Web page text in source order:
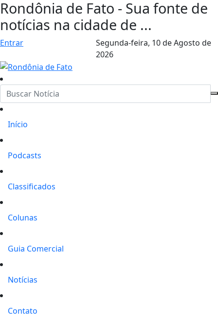
Rondônia de Fato - Sua fonte de
notícias na cidade de ...
Entrar Segunda-feira, 10 de Agosto de
2026
Início
Podcasts
Classificados
Colunas
Guia Comercial
Notícias
Contato